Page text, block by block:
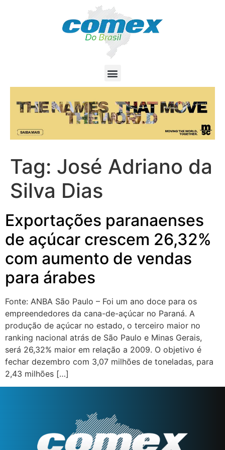
Tag: José Adriano da
Silva Dias
Exportações paranaenses
de açúcar crescem 26,32%
com aumento de vendas
para árabes
Fonte: ANBA São Paulo – Foi um ano doce para os
empreendedores da cana-de-açúcar no Paraná. A
produção de açúcar no estado, o terceiro maior no
ranking nacional atrás de São Paulo e Minas Gerais,
será 26,32% maior em relação a 2009. O objetivo é
fechar dezembro com 3,07 milhões de toneladas, para
2,43 milhões […]